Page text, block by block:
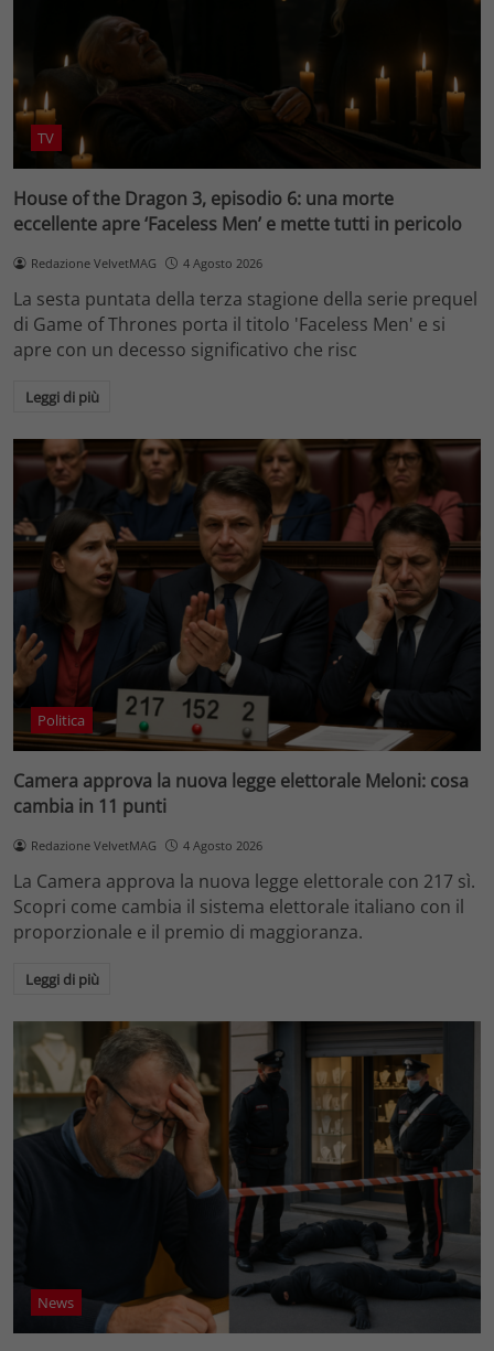
TV
House of the Dragon 3, episodio 6: una morte
eccellente apre ‘Faceless Men’ e mette tutti in pericolo
Redazione VelvetMAG 4 Agosto 2026
La sesta puntata della terza stagione della serie prequel
di Game of Thrones porta il titolo 'Faceless Men' e si
apre con un decesso significativo che risc
Leggi di più
Politica
Camera approva la nuova legge elettorale Meloni: cosa
cambia in 11 punti
Redazione VelvetMAG 4 Agosto 2026
La Camera approva la nuova legge elettorale con 217 sì.
Scopri come cambia il sistema elettorale italiano con il
proporzionale e il premio di maggioranza.
Leggi di più
News